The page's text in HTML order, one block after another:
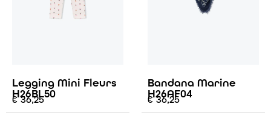
Legging Mini Fleurs
H26BL50
€36,25
Bandana Marine
H26AF04
€36,25